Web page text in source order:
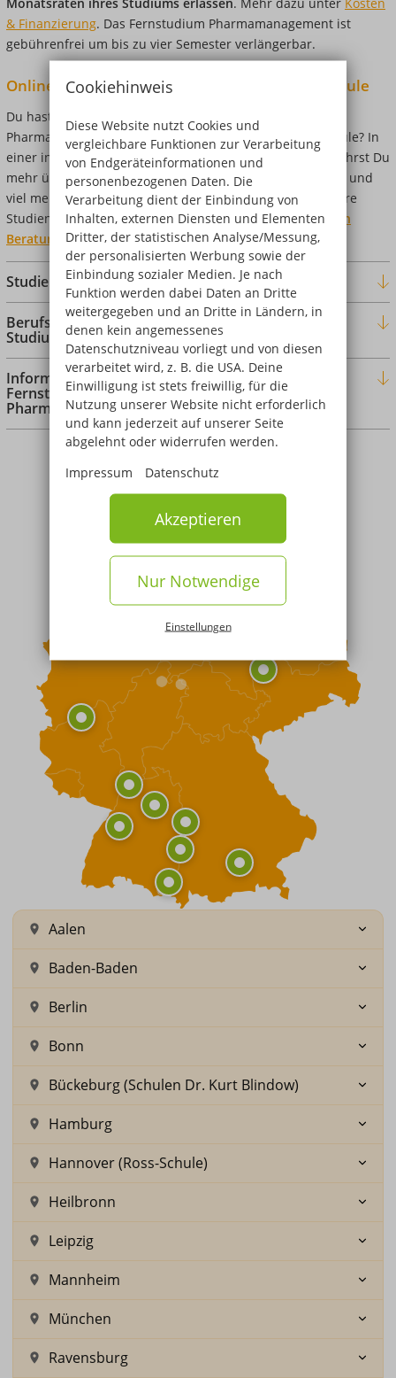
Cookiehinweis
Diese Website nutzt Cookies und
vergleichbare Funktionen zur Verarbeitung
von Endgeräteinformationen und
personenbezogenen Daten. Die
Verarbeitung dient der Einbindung von
Inhalten, externen Diensten und Elementen
Dritter, der statistischen Analyse/Messung,
der personalisierten Werbung sowie der
Einbindung sozialer Medien. Je nach
Funktion werden dabei Daten an Dritte
weitergegeben und an Dritte in Ländern, in
denen kein angemessenes
Datenschutzniveau vorliegt und von diesen
verarbeitet wird, z. B. die USA. Deine
Einwilligung ist stets freiwillig, für die
Nutzung unserer Website nicht erforderlich
und kann jederzeit auf unserer Seite
abgelehnt oder widerrufen werden.
Impressum
Datenschutz
Akzeptieren
Nur Notwendige
Einstellungen
Monatsraten ihres Studiums erlassen. Mehr dazu unter Kosten
& Finanzierung. Das Fernstudium Pharmamanagement ist
gebührenfrei um bis zu vier Semester verlängerbar.
Online-Studienberatung der DIPLOMA Hochschule
Du hast Fragen zur PTA-Ausbildung und dem
Pharmamanagement-Studium an der DIPLOMA Hochschule? In
einer interaktiven, ca. einstündigen Zoom-Konferenz erfährst Du
mehr über die Live-Online-Seminare, Anmeldung, Kosten und
viel mehr. Im Anschluss kannst Du Deine Fragen an unsere
Studienberatung stellen.Hier findest Du die kommenden
Beratungstermine.
Studieninhalte und Prüfungen
Berufsaussichten nach dem Pharmamanagement-
Studium
Informationsmaterialien und Anmeldung zum
Fernstudium Pharmamanagement und
Pharmaproduktion (B.Sc.)
Aalen
Baden-Baden
Berlin
Bonn
Bückeburg (Schulen Dr. Kurt Blindow)
Hamburg
Hannover (Ross-Schule)
Heilbronn
Leipzig
Mannheim
München
Ravensburg